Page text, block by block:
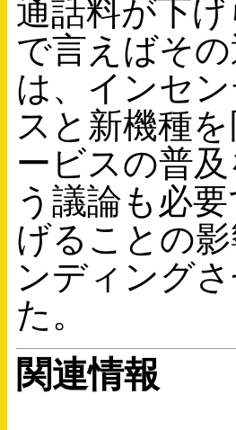
通話料が下
で言えばそ
は、インセ
スと新機種
ービスの普
う議論も必
げることの
ンディング
た。
関連情報